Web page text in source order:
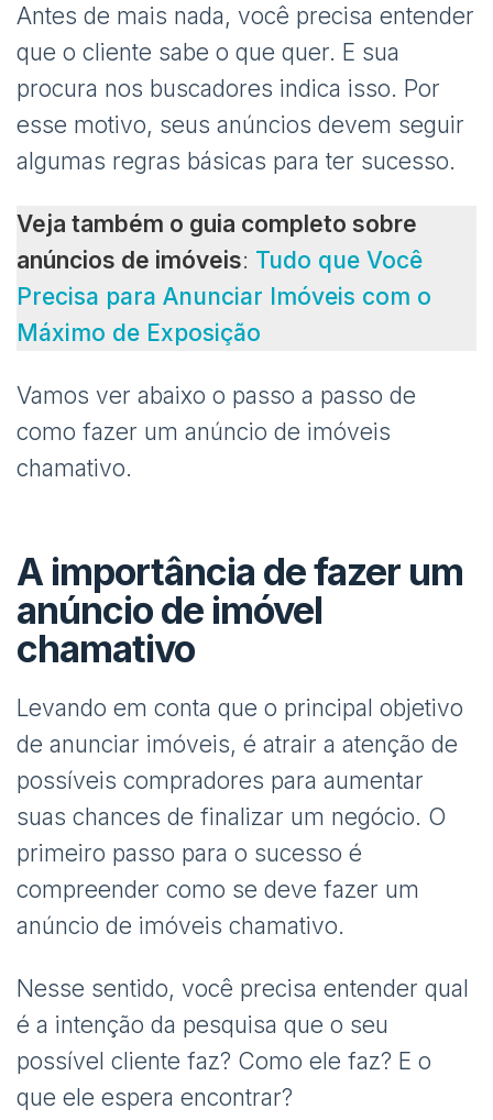
Antes de mais nada, você precisa entender
que o cliente sabe o que quer. E sua
procura nos buscadores indica isso. Por
esse motivo, seus anúncios devem seguir
algumas regras básicas para ter sucesso.
Veja também o guia completo sobre
anúncios de imóveis: Tudo que Você
Precisa para Anunciar Imóveis com o
Máximo de Exposição
Vamos ver abaixo o passo a passo de
como fazer um anúncio de imóveis
chamativo.
A importância de fazer um
anúncio de imóvel
chamativo
Levando em conta que o principal objetivo
de anunciar imóveis, é atrair a atenção de
possíveis compradores para aumentar
suas chances de finalizar um negócio. O
primeiro passo para o sucesso é
compreender como se deve fazer um
anúncio de imóveis chamativo.
Nesse sentido, você precisa entender qual
é a intenção da pesquisa que o seu
possível cliente faz? Como ele faz? E o
que ele espera encontrar?